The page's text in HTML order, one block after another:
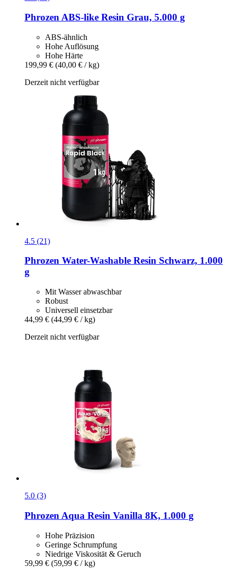
Phrozen ABS-​like Resin Grau, 5.000 g
ABS-ähnlich
Hohe Auflösung
Hohe Härte
199,99 € (40,00 € / kg)
Derzeit nicht verfügbar
4.5 (21)
Phrozen Water-​Washable Resin Schwarz, 1.000
g
Mit Wasser abwaschbar
Robust
Universell einsetzbar
44,99 € (44,99 € / kg)
Derzeit nicht verfügbar
5.0 (3)
Phrozen Aqua Resin Vanilla 8K, 1.000 g
Hohe Präzision
Geringe Schrumpfung
Niedrige Viskosität & Geruch
59,99 € (59,99 € / kg)